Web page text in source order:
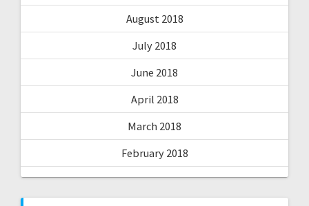
August 2018
July 2018
June 2018
April 2018
March 2018
February 2018